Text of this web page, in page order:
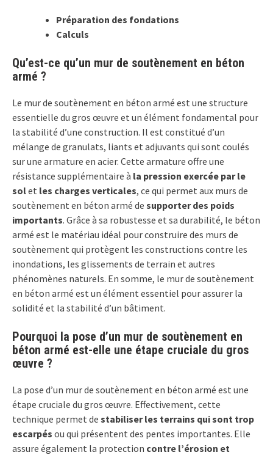
Préparation des fondations
Calculs
Qu’est-ce qu’un mur de soutènement en béton
armé ?
Le mur de soutènement en béton armé est une structure
essentielle du gros œuvre et un élément fondamental pour
la stabilité d’une construction. Il est constitué d’un
mélange de granulats, liants et adjuvants qui sont coulés
sur une armature en acier. Cette armature offre une
résistance supplémentaire à la pression exercée par le
solet les charges verticales, ce qui permet aux murs de
soutènement en béton armé de supporter des poids
importants. Grâce à sa robustesse et sa durabilité, le béton
armé est le matériau idéal pour construire des murs de
soutènement qui protègent les constructions contre les
inondations, les glissements de terrain et autres
phénomènes naturels. En somme, le mur de soutènement
en béton armé est un élément essentiel pour assurer la
solidité et la stabilité d’un bâtiment.
Pourquoi la pose d’un mur de soutènement en
béton armé est-elle une étape cruciale du gros
œuvre ?
La pose d’un mur de soutènement en béton armé est une
étape cruciale du gros œuvre. Effectivement, cette
technique permet de stabiliser les terrains qui sont trop
escarpés ou qui présentent des pentes importantes. Elle
assure également la protection contre l’érosion et